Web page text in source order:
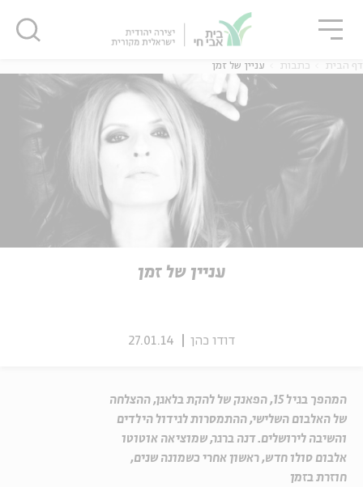
אנגלית
אנגלית
דף הבית כתבות עניין של זמן
עניין של זמן
דודו כהן 27.01.14
המהפך בגיל 15, הפאנק של להקת בלאגן, ההצלחה
של האלבום השלישי, ההתמסרות לגידול הילדים
והשיבה לירושלים. דנה ברגר, שמוציאה אוטוטו
אלבום סולו חדש, ראשון אחרי כשמונה שנים,
חוזרת בזמן
סגור